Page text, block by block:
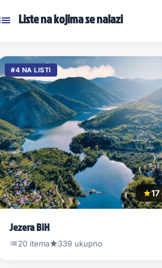
Liste na kojima se nalazi
#4 NA LISTI
Jezera BiH
20 itema 339 ukupno